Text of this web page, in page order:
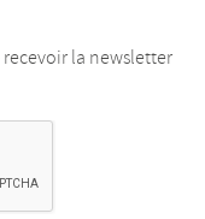
la newsletter